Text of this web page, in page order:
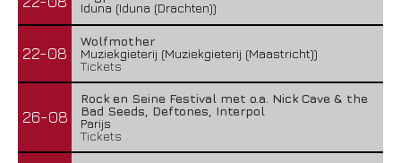
Iduna (Iduna (Drachten))
22-08
Wolfmother
Muziekgieterij (Muziekgieterij (Maastricht))
Tickets
26-08
Rock en Seine Festival met o.a. Nick Cave & the
Bad Seeds, Deftones, Interpol
Parijs
Tickets